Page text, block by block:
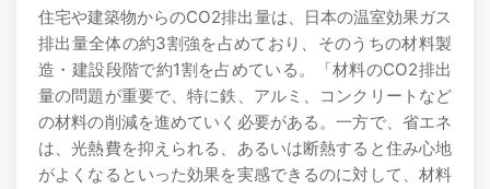
住宅や建築物からのCO2排出量は、日本の温室効果ガス
排出量全体の約3割強を占めており、そのうちの材料製
造・建設段階で約1割を占めている。「材料のCO2排出
量の問題が重要で、特に鉄、アルミ、コンクリートなど
の材料の削減を進めていく必要がある。一方で、省エネ
は、光熱費を抑えられる、あるいは断熱すると住み心地
がよくなるといった効果を実感できるのに対して、材料